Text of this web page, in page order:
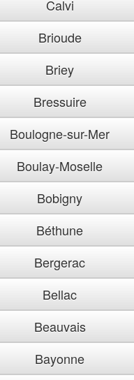
Calvi
Brioude
Briey
Bressuire
Boulogne-sur-Mer
Boulay-Moselle
Bobigny
Béthune
Bergerac
Bellac
Beauvais
Bayonne